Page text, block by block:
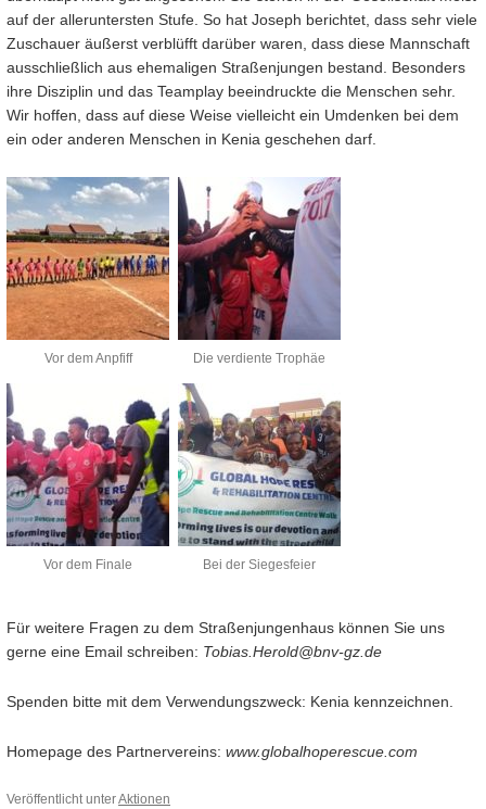
auf der alleruntersten Stufe. So hat Joseph berichtet, dass sehr viele
Zuschauer äußerst verblüfft darüber waren, dass diese Mannschaft
ausschließlich aus ehemaligen Straßenjungen bestand. Besonders
ihre Disziplin und das Teamplay beeindruckte die Menschen sehr.
Wir hoffen, dass auf diese Weise vielleicht ein Umdenken bei dem
ein oder anderen Menschen in Kenia geschehen darf.
Vor dem Anpfiff Die verdiente Trophäe
Vor dem Finale Bei der Siegesfeier
Für weitere Fragen zu dem Straßenjungenhaus können Sie uns
gerne eine Email schreiben: Tobias.Herold@bnv-gz.de
Spenden bitte mit dem Verwendungszweck: Kenia kennzeichnen.
Homepage des Partnervereins: www.globalhoperescue.com
Veröffentlicht unterAktionen